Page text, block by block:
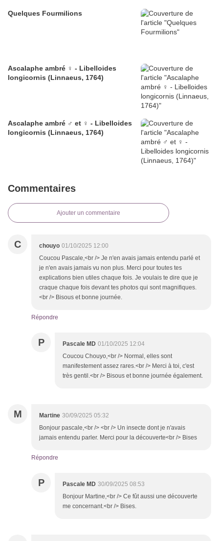
Quelques Fourmilions
Ascalaphe ambré ♀ - Libelloides
longicornis (Linnaeus, 1764)
Ascalaphe ambré ♂ et ♀ - Libelloides
longicornis (Linnaeus, 1764)
Commentaires
Ajouter un commentaire
C chouyo 01/10/2025 12:00
Coucou Pascale,<br /> Je n'en avais jamais entendu parlé et
je n'en avais jamais vu non plus. Merci pour toutes tes
explications bien utiles chaque fois. Je voulais te dire que je
craque chaque fois devant tes photos qui sont magnifiques.
<br /> Bisous et bonne journée.
Répondre
P Pascale MD 01/10/2025 12:04
Coucou Chouyo,<br /> Normal, elles sont
manifestement assez rares.<br /> Merci à toi, c'est
très gentil.<br /> Bisous et bonne journée également.
M Martine 30/09/2025 05:32
Bonjour pascale,<br /> <br /> Un insecte dont je n'avais
jamais entendu parler. Merci pour la découverte<br /> Bises
Répondre
P Pascale MD 30/09/2025 08:53
Bonjour Martine,<br /> Ce fût aussi une découverte
me concernant.<br /> Bises.